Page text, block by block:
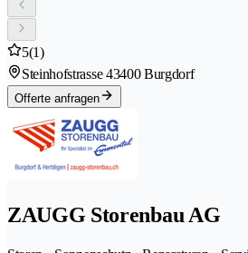
5(1)
Steinhofstrasse 43400 Burgdorf
Offerte anfragen
ZAUGG Storenbau AG